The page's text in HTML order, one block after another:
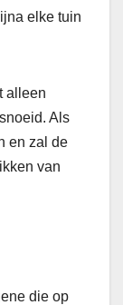
elke tuin
alleen
Als
en zal de
van
die op